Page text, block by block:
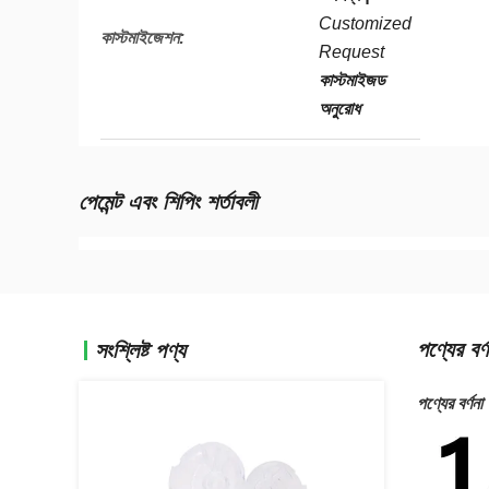
কাস্টমাইজেশন:
Customized
Request
কাস্টমাইজড
অনুরোধ
পেমেন্ট এবং শিপিং শর্তাবলী
সংশ্লিষ্ট পণ্য পণ্যের
পণ্যের বর্ণনা